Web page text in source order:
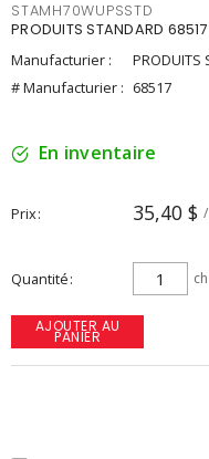
STAMH70WUPSSTD
PRODUITS STANDARD
Manufacturier :
PRODUITS
# Manufacturier : 68517
En inventaire
Prix 35,40 $
Quantité ch
AJOUTER AU
PANIER